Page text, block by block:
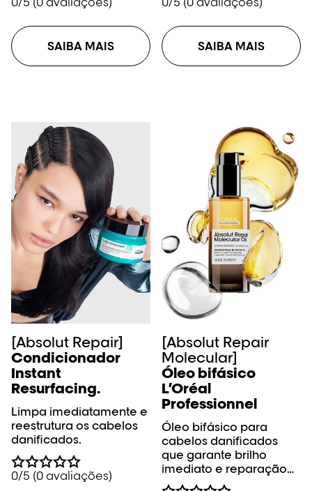
SAIBA MAIS SAIBA MAIS
[Absolut Repair]
Condicionador
Instant
Resurfacing.
Limpa imediatamente e
reestrutura os cabelos
danificados.
0/5 (0 avaliações)
[Absolut Repair
Molecular]
Óleo bifásico
L’Oréal
Professionnel
Óleo bifásico para
cabelos danificados
que garante brilho
imediato e reparação
profunda.